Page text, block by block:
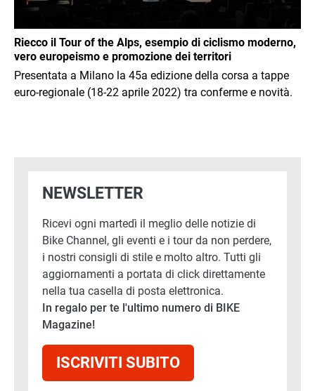
Riecco il Tour of the Alps, esempio di ciclismo moderno,
vero europeismo e promozione dei territori
Presentata a Milano la 45a edizione della corsa a tappe
euro-regionale (18-22 aprile 2022) tra conferme e novità.
NEWSLETTER
Ricevi ogni martedì il meglio delle notizie di
Bike Channel, gli eventi e i tour da non perdere,
i nostri consigli di stile e molto altro. Tutti gli
aggiornamenti a portata di click direttamente
nella tua casella di posta elettronica.
In regalo per te l'ultimo numero di BIKE
Magazine!
ISCRIVITI SUBITO